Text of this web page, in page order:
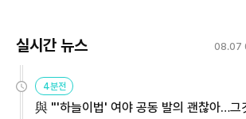
실시간 뉴스 08.07
4분전
與 "'하늘이법' 여야 공동 발의 괜찮아…그